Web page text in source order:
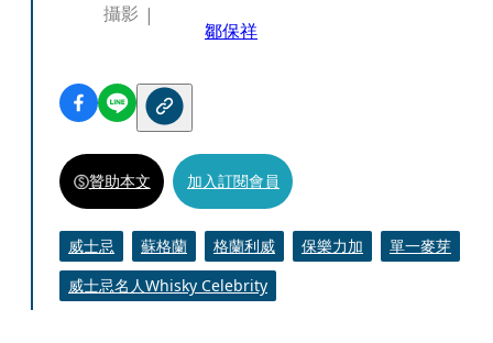
攝影
鄒保祥
贊助本文 加入訂閱會員
威士忌 蘇格蘭 格蘭利威 保樂力加
單一麥芽
威士忌名人Whisky Celebrity